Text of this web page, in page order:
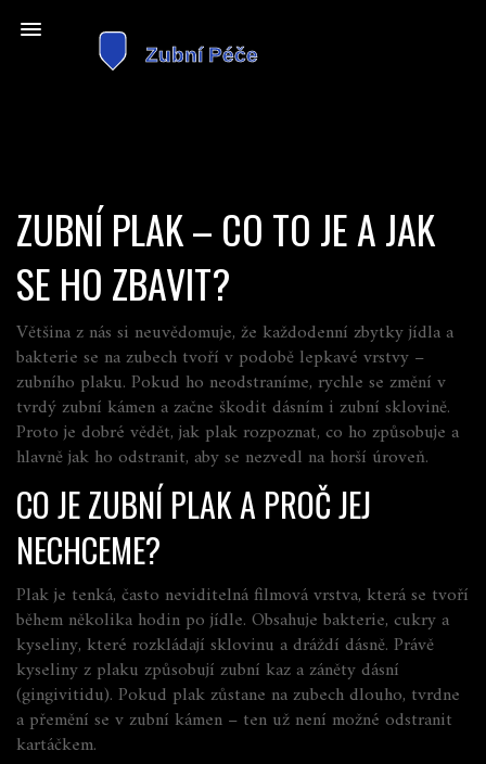
ZUBNÍ PLAK – CO TO JE A JAK
SE HO ZBAVIT?
Většina z nás si neuvědomuje, že každodenní zbytky jídla a
bakterie se na zubech tvoří v podobě lepkavé vrstvy –
zubního plaku. Pokud ho neodstraníme, rychle se změní v
tvrdý zubní kámen a začne škodit dásním i zubní sklovině.
Proto je dobré vědět, jak plak rozpoznat, co ho způsobuje a
hlavně jak ho odstranit, aby se nezvedl na horší úroveň.
CO JE ZUBNÍ PLAK A PROČ JEJ
NECHCEME?
Plak je tenká, často neviditelná filmová vrstva, která se tvoří
během několika hodin po jídle. Obsahuje bakterie, cukry a
kyseliny, které rozkládají sklovinu a dráždí dásně. Právě
kyseliny z plaku způsobují zubní kaz a záněty dásní
(gingivitidu). Pokud plak zůstane na zubech dlouho, tvrdne
a přemění se v zubní kámen – ten už není možné odstranit
kartáčkem.